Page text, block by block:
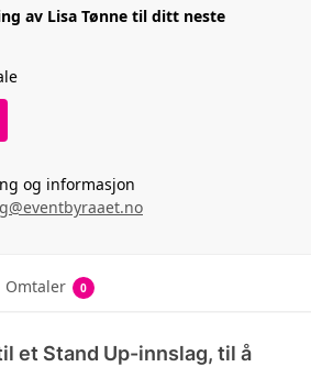
av Lisa Tønne til ditt neste
og informasjon
Omtaler 0
et Stand Up-innslag, til å